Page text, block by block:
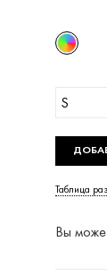
S
Таблица
Вы